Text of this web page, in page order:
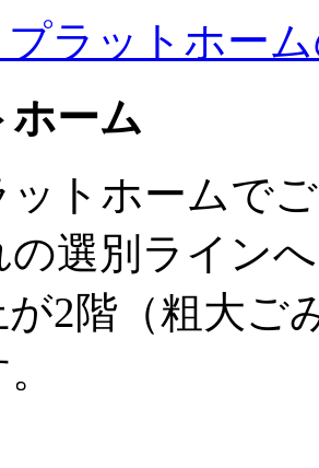
プラットホー
ホーム
ットホームで
の選別ライン
2階（粗大ご